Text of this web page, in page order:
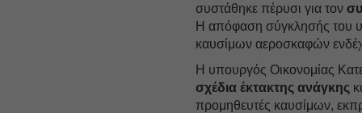
συστάθηκε πέρυσι για τον
Η απόφαση σύγκλησής του
καυσίμων αεροσκαφών
Η υπουργός Οικονομίας
σχέδια έκτακτης ανάγκης
προμηθευτές καυσίμων,